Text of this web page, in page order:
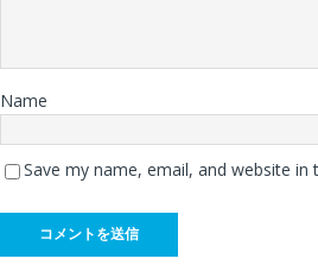
Name
Save my name, email, and website